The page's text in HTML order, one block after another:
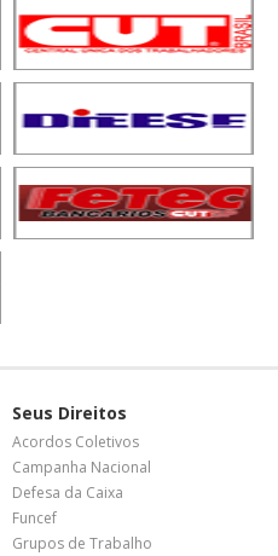
Seus Direitos
Acordos Coletivos
Campanha Nacional
Defesa da Caixa
Funcef
Grupos de Trabalho